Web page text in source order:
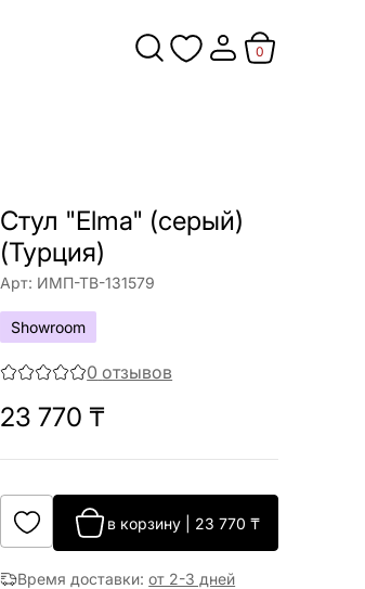
0
Стул "Elma" (серый)
(Турция)
Арт: ИМП-ТВ-131579
Showroom
0 отзывов
23 770 ₸
в корзину| 23 770 ₸
Время доставки:от 2-3 дней